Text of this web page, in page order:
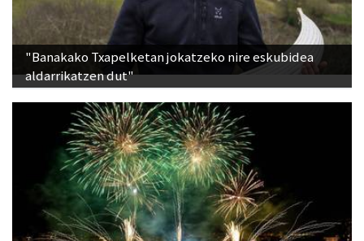
"Banakako Txapelketan jokatzeko nire eskubidea
aldarrikatzen dut"